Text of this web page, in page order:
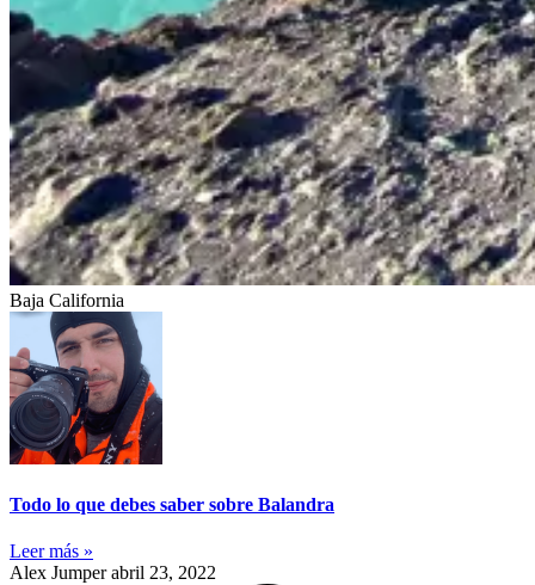
Baja California
Todo lo que debes saber sobre Balandra
Leer más »
Alex Jumperabril 23, 2022